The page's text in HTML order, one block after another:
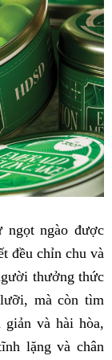
ngọt ngào được
đều chỉn chu và
thưởng thức
mà còn tìm
và hài hòa,
lặng và chân